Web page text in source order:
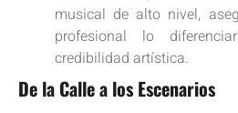
musical de alto nivel,
profesional lo
credibilidad artística.
De la Calle a los Escenarios